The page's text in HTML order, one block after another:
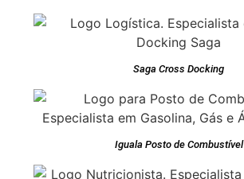
Saga Cross Docking
Iguala Posto de Combustível